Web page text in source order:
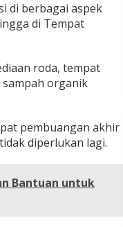
di berbagai aspek
di Tempat
roda, tempat
organik
pembuangan akhir
diperlukan lagi.
Bantuan untuk